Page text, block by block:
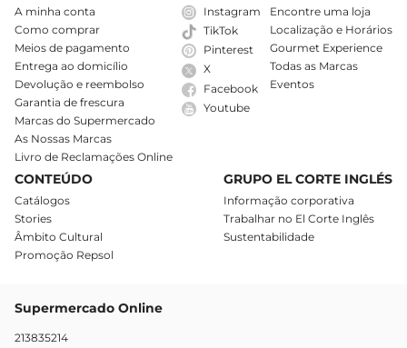
A minha conta
Como comprar
Meios de pagamento
Entrega ao domicílio
Devolução e reembolso
Garantia de frescura
Marcas do Supermercado
As Nossas Marcas
Livro de Reclamações Online
Instagram
TikTok
Pinterest
X
Facebook
Youtube
Encontre uma loja
Localização e Horários
Gourmet Experience
Todas as Marcas
Eventos
CONTEÚDO
Catálogos
Stories
Âmbito Cultural
Promoção Repsol
GRUPO EL CORTE INGLÉS
Informação corporativa
Trabalhar no El Corte Inglês
Sustentabilidade
Supermercado Online
213835214